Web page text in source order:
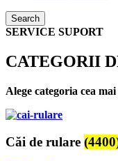
Search
SERVICE SUPORT
CATEGORII
Alege categoria cea
Căi de rulare